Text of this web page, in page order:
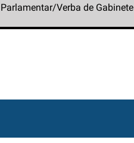
Parlamentar/Verba de Gabinete